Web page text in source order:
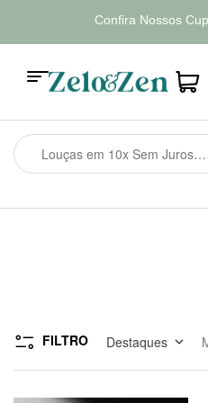
Confira Nossos
FILTRO Destaques